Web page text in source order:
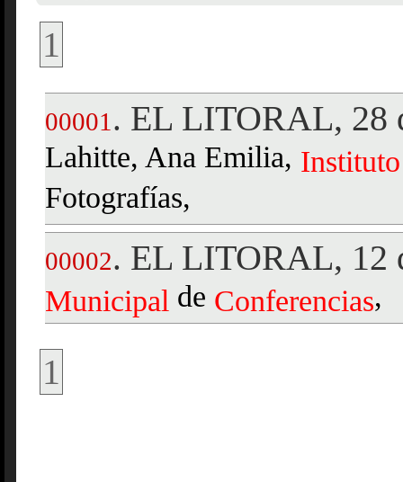
1
00001 . EL LITORAL, 28
Lahitte, Ana Emilia, Instituto
Fotografías,
00002. EL LITORAL, 12
Municipal de Conferencias,
1